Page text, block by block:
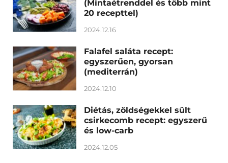
(Mintaétrenddel és több mint
20 recepttel)
2024.12.16
Falafel saláta recept:
egyszerűen, gyorsan
(mediterrán)
2024.12.10
Diétás, zöldségekkel sült
csirkecomb recept: egyszerű
és low-carb
2024.12.05